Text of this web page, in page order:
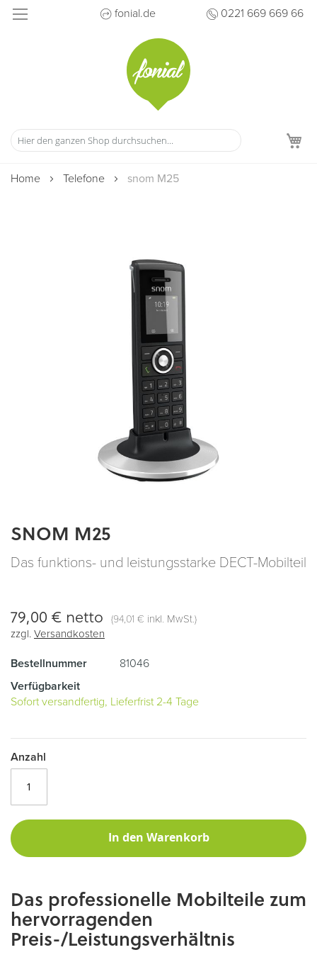
Direkt
fonial.de 0221 669 669 66
Home Telefone snom M25
Zum
Anfang
der
SNOM M25
Das funktions- und leistungsstarke DECT-Mobilteil
79,00 € netto (94,01 € inkl. MwSt.)
zzgl. Versandkosten
Bestellnummer
81046
Verfügbarkeit
Sofort versandfertig, Lieferfrist 2-4 Tage
Anzahl
In den Warenkorb
Das professionelle Mobilteile zum
hervorragenden
Preis-/Leistungsverhältnis